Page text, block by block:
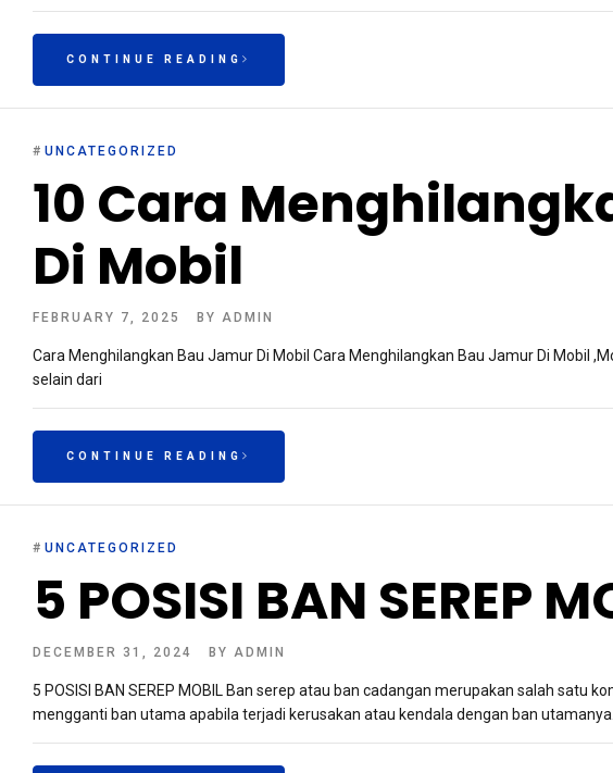
CONTINUE READING
# UNCATEGORIZED
10 Cara
Di Mobil
FEBRUARY 7, 2025 BY ADMIN
Cara Menghilangkan Bau Jamur Di Mobil Cara Menghilangkan Bau Jamur Di Mobil
selain dari
CONTINUE READING
# UNCATEGORIZED
5 POSISI BAN SEREP
DECEMBER 31, 2024 BY ADMIN
5 POSISI BAN SEREP MOBIL Ban serep atau ban cadangan merupakan salah satu
mengganti ban utama apabila terjadi kerusakan atau kendala dengan ban